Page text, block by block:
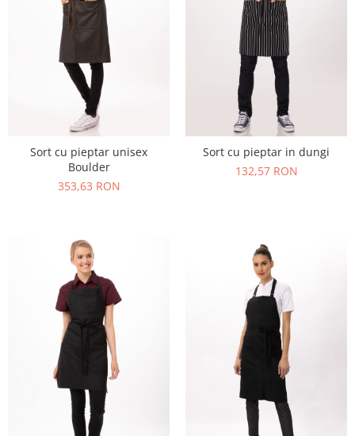
Sort cu pieptar unisex
Boulder
353,63 RON
Sort cu pieptar in dungi
132,57 RON